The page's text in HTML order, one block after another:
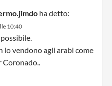
ha detto:
10:40
lo vendono agli arabi come
Coronado..